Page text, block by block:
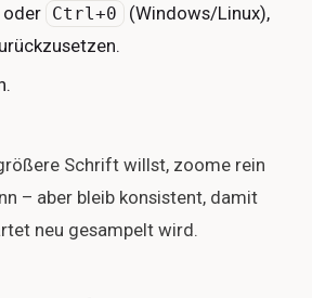
oder Ctrl+0
(Windows/Linux),
Schrift willst, zoome rein
– aber bleib konsistent, damit
neu gesampelt wird.